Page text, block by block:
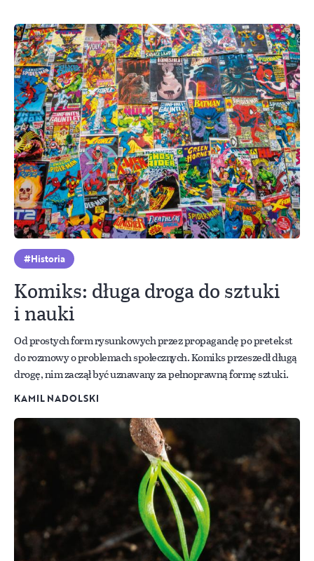
Historia
Komiks: długa droga do sztuki
i nauki
Od prostych form rysunkowych przez propagandę po pretekst
do rozmowy o problemach społecznych. Komiks przeszedł długą
drogę, nim zaczął być uznawany za pełnoprawną formę sztuki.
KAMIL NADOLSKI